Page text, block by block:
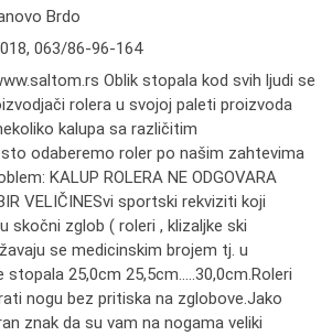
Brdo
, 063/86-96-164
Oblik stopala kod svih ljudi se
rolera u svojoj paleti proizvoda
kalupa sa različitim
odaberemo roler po našim zahtevima
KALUP ROLERA NE ODGOVARA
VELIČINESvi sportski rekviziti koji
skočni zglob ( roleri , klizaljke ski
se medicinskim brojem tj. u
25,0cm 25,5cm.....30,0cm.Roleri
nogu bez pritiska na zglobove.Jako
znak da su vam na nogama veliki